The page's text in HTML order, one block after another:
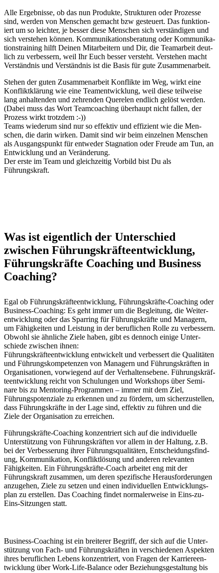
Alle Ergeb­nisse, ob das nun Pro­duk­te, Struk­turen oder Prozesse
sind, wer­den von Men­schen gemacht bzw ges­teuert. Das funk­tion­
iert um so leichter, je bess­er diese Men­schen sich ver­ständi­gen und
sich ver­ste­hen kön­nen. Kom­mu­nika­tions­ber­atung oder Kom­mu­nika­
tion­strain­ing hil­ft Deinen Mitar­beit­ern und Dir, die Tea­mar­beit deut­
lich zu verbessern, weil Ihr Euch bess­er ver­ste­ht. Ver­ste­hen macht
Ver­ständ­nis und Ver­ständ­nis ist die Basis für gute Zusammenarbeit.
Ste­hen der guten Zusam­me­nar­beit Kon­flik­te im Weg, wirkt eine
Kon­flik­tk­lärung wie eine Tea­men­twick­lung, weil diese teil­weise
lang anhal­tenden und zehren­den Quere­len endlich gelöst wer­den.
(Dabei muss das Wort Team­coach­ing über­haupt nicht fall­en, der
Prozess wirkt trotzdem :-))
Teams wiederum sind nur so effek­tiv und effizient wie die Men­
schen, die darin wirken. Damit sind wir beim einzel­nen Men­schen
als Aus­gangspunkt für entwed­er Stag­na­tion oder Freude am Tun, an
Entwick­lung und an Veränderung.
Der erste im Team und gle­ichzeit­ig Vor­bild bist Du als
Führungskraft.
Was ist eigentlich der Unterschied
zwischen Führungskräfteentwicklung,
Führungskräfte Coaching und Business
Coaching?
Egal ob Führungskräf­teen­twick­lung, Führungskräfte-Coach­ing oder
Busi­ness-Coach­ing: Es geht immer um die Begleitung, die Weit­er­
en­twick­lung oder das Spar­ring für Führungskräfte und Man­agern,
um Fähigkeit­en und Leis­tung in der beru­flichen Rolle zu verbessern.
Obwohl sie ähn­liche Ziele haben, gibt es den­noch einige Unter­
schiede zwis­chen ihnen:
Führungskräf­teen­twick­lung entwick­elt und verbessert die Qual­itäten
und Führungskom­pe­ten­zen von Man­agern und Führungskräften in
Organ­i­sa­tio­nen, vor­wiegend auf der Ver­hal­tensebene. Führungskräf­
teen­twick­lung reicht von Schu­lun­gen und Work­shops über Sem­i­
nare bis zu Men­tor­ing-Pro­gram­men – immer mit dem Ziel,
Führungspoten­ziale zu erken­nen und zu fördern, um sicherzustellen,
dass Führungskräfte in der Lage sind, effek­tiv zu führen und die
Ziele der Organ­i­sa­tion zu erreichen.
Führungskräfte-Coach­ing konzen­tri­ert sich auf die indi­vidu­elle
Unter­stützung von Führungskräften vor allem in der Hal­tung, z.B.
bei der Verbesserung ihrer Führungsqual­itäten, Entschei­dungs­find­
ung, Kom­mu­nika­tion, Kon­flik­tlö­sung und anderen rel­e­van­ten
Fähigkeit­en. Ein Führungskräfte-Coach arbeit­et eng mit der
Führungskraft zusam­men, um deren spez­i­fis­che Her­aus­forderun­gen
anzuge­hen, Ziele zu set­zen und einen indi­vidu­ellen Entwick­lungs­
plan zu erstellen. Das Coach­ing find­et nor­maler­weise in Eins-zu-
Eins-Sitzun­gen statt.
Busi­ness-Coach­ing ist ein bre­it­er­er Begriff, der sich auf die Unter­
stützung von Fach- und Führungskräften in ver­schiede­nen Aspek­ten
ihres beru­flichen Lebens konzen­tri­ert, von Fra­gen der Kar­ri­ereen­
twick­lung über Work-Life-Bal­ance oder Beziehungs­gestal­tung bis